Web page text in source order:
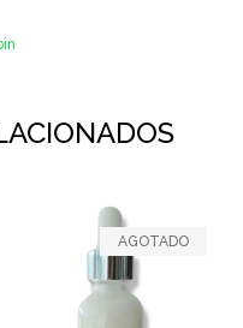
AGOTADO